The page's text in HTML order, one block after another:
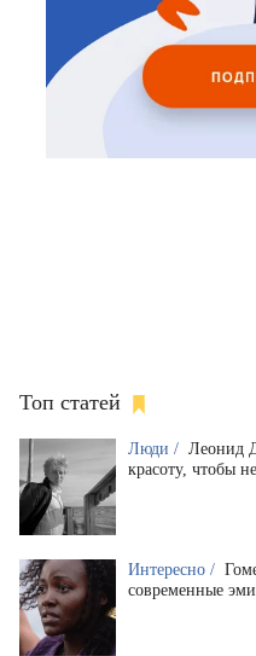
Топ статей
Люди / Леонид
красоту, чтобы
Интересно /
современные